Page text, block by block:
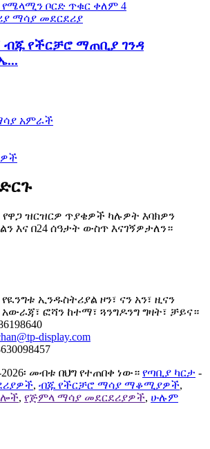
ብጁ የችርቻሮ ማጠቢያ ገንዳ
አምራች
ዝርዝርዎ ጥያቄዎች ካሉዎት እባክዎን
እና በ24 ሰዓታት ውስጥ እናገኝዎታለን።
ኢንዱስትሪያል ዞን፣ ናን አን፣ ዚናን
ፎሻን ከተማ፣ ጓንግዶንግ ግዛት፣ ቻይና።
display.com
መብቱ በህግ የተጠበቀ ነው። የጣቢያ ካርታ -
, ብጁ የችርቻሮ ማሳያ ማቆሚያዎች,
, የጅምላ ማሳያ መደርደሪያዎች, ሁሉም